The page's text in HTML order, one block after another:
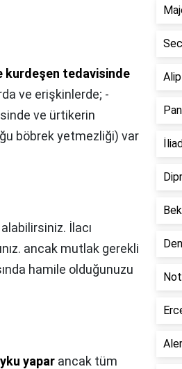
kurdeşen tedavisinde
ve erişkinlerde; -
ve ürtikerin
böbrek yetmezliği) var
alabilirsiniz. İlacı
ancak mutlak gerekli
hamile olduğunuzu
yapar ancak tüm